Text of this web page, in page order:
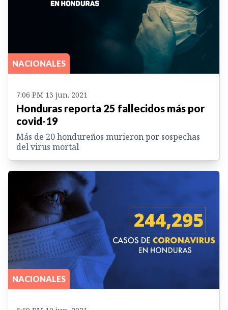
NACIONALES
7:06 PM 13 jun. 2021
Honduras reporta 25 fallecidos más por
covid-19
Más de 20 hondureños murieron por sospechas
del virus mortal
NACIONALES